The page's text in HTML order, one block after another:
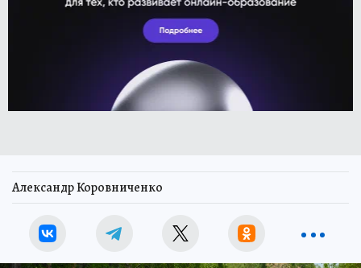
Александр Коровниченко